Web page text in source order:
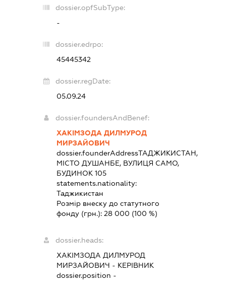
dossier.opfSubType:
-
dossier.edrpo:
45445342
dossier.regDate:
05.09.24
dossier.foundersAndBenef:
ХАКІМЗОДА ДИЛМУРОД
МИРЗАЙОВИЧ
dossier.founderAddressТАДЖИКИСТАН,
МІСТО ДУШАНБЕ, ВУЛИЦЯ САМО,
БУДИНОК 105
statements.nationality:
Таджикистан
Розмір внеску до статутного
фонду (грн.): 28 000 (100 %)
dossier.heads:
ХАКІМЗОДА ДИЛМУРОД
МИРЗАЙОВИЧ - КЕРІВНИК
dossier.position -